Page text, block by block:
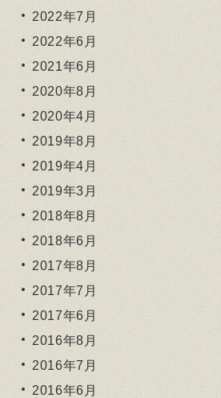
2022年7月
2022年6月
2021年6月
2020年8月
2020年4月
2019年8月
2019年4月
2019年3月
2018年8月
2018年6月
2017年8月
2017年7月
2017年6月
2016年8月
2016年7月
2016年6月